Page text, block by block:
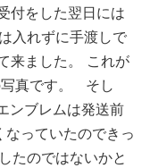
付をした翌日には
入れずに手渡しで
来ました。 これが
真です。
そし
ンブレムは発送前
っていたのできっ
たのではないかと